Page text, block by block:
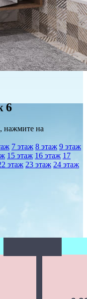
6
нажмите на
7 этаж 8 этаж 9 этаж
15 этаж 16 этаж 17
этаж 23 этаж 24 этаж